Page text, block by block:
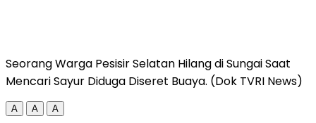
Seorang Warga Pesisir Selatan Hilang di Sungai Saat
Mencari Sayur Diduga Diseret Buaya. (Dok TVRI News)
A A A